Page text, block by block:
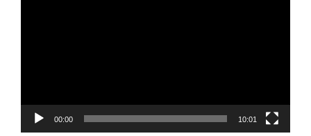
00:00 10:01